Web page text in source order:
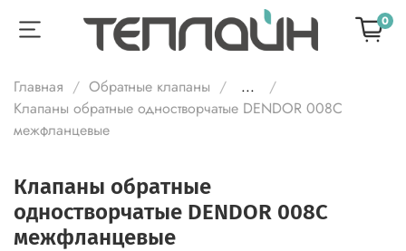
0
Главная Обратные клапаны
...
Клапаны обратные одностворчатые DENDOR 008С
межфланцевые
Клапаны обратные
одностворчатые DENDOR 008С
межфланцевые